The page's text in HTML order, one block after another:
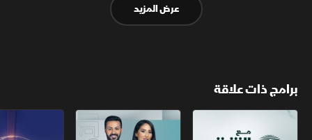
عرض المزيد
برامج ذات علاقة
مع الشرق الأوسط الخبر الآخر تقارير الشرق